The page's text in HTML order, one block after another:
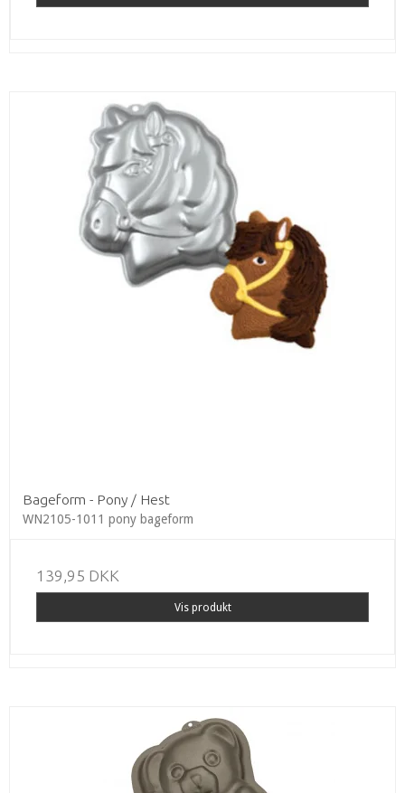
Bageform - Pony / Hest
WN2105-1011 pony bageform
139,95 DKK
Vis produkt